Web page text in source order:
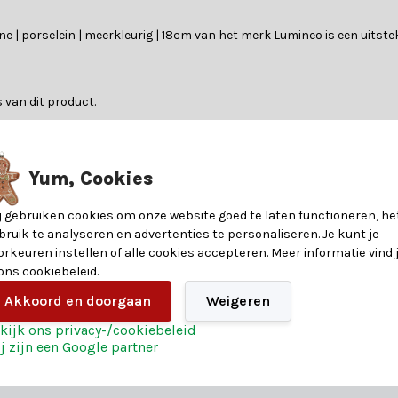
| porselein | meerkleurig | 18cm van het merk Lumineo is een
van dit product.
Laat je adviseren door een van onze
voordelen voor een magische kerst:
het zelf en bestel vandaag nog jouw kerst magie.
8720194782705
17,5
11
34,5
Yum, Cookies
gebruiken cookies om onze website goed te laten functioneren,
te analyseren en advertenties te personaliseren. Je kunt je
instellen of alle cookies accepteren. Meer informatie vind
cookiebeleid.
Akkoord en doorgaan
Weigeren
ons privacy-/cookiebeleid
zijn een Google partner